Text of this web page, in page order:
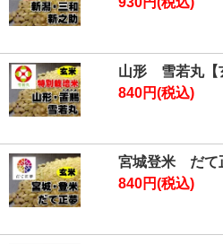
山形 雪若丸【
840円(税込)
宮城登米 だて
840円(税込)